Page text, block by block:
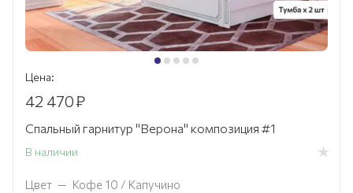
Цена:
42 470₽
Спальный гарнитур "Верона" композиция #1
В наличии
Цвет — Кофе 10 / Капучино